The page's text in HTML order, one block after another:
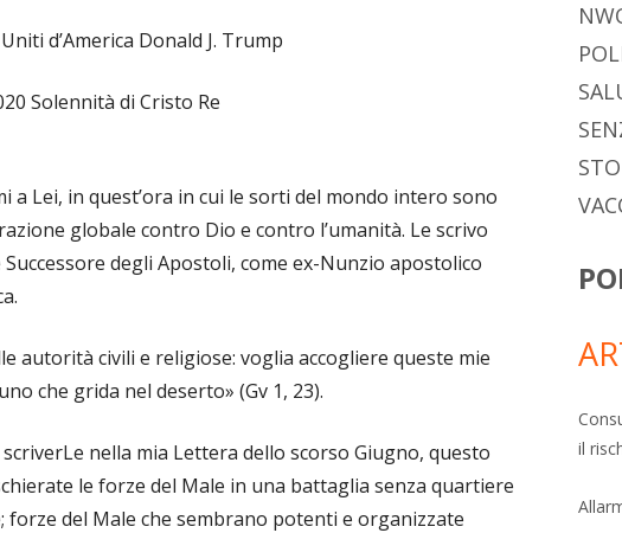
d’America Donald J. Trump
Solennità di Cristo Re
a Lei, in quest’ora in cui le sorti del mondo intero sono
globale contro Dio e contro l’umanità. Le scrivo
Successore degli Apostoli, come ex-Nunzio apostolico
autorità civili e religiose: voglia accogliere queste mie
che grida nel deserto» (Gv 1, 23).
nella mia Lettera dello scorso Giugno, questo
le forze del Male in una battaglia senza quartiere
forze del Male che sembrano potenti e organizzate
il